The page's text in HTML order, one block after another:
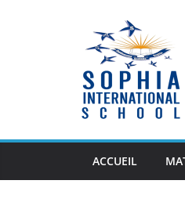
ACCUEIL